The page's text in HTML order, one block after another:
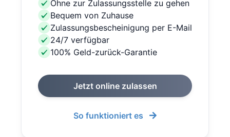
Ohne zur Zulassungsstelle zu gehen
Bequem von Zuhause
Zulassungsbescheinigung per E-Mail
24/7 verfügbar
100% Geld-zurück-Garantie
Jetzt online zulassen
So funktioniert es